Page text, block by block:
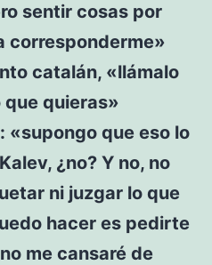
sentir cosas por
corresponderme»
catalán, «llámalo
que quieras»
«supongo que eso lo
¿no? Y no, no
ni juzgar lo que
hacer es pedirte
me cansaré de